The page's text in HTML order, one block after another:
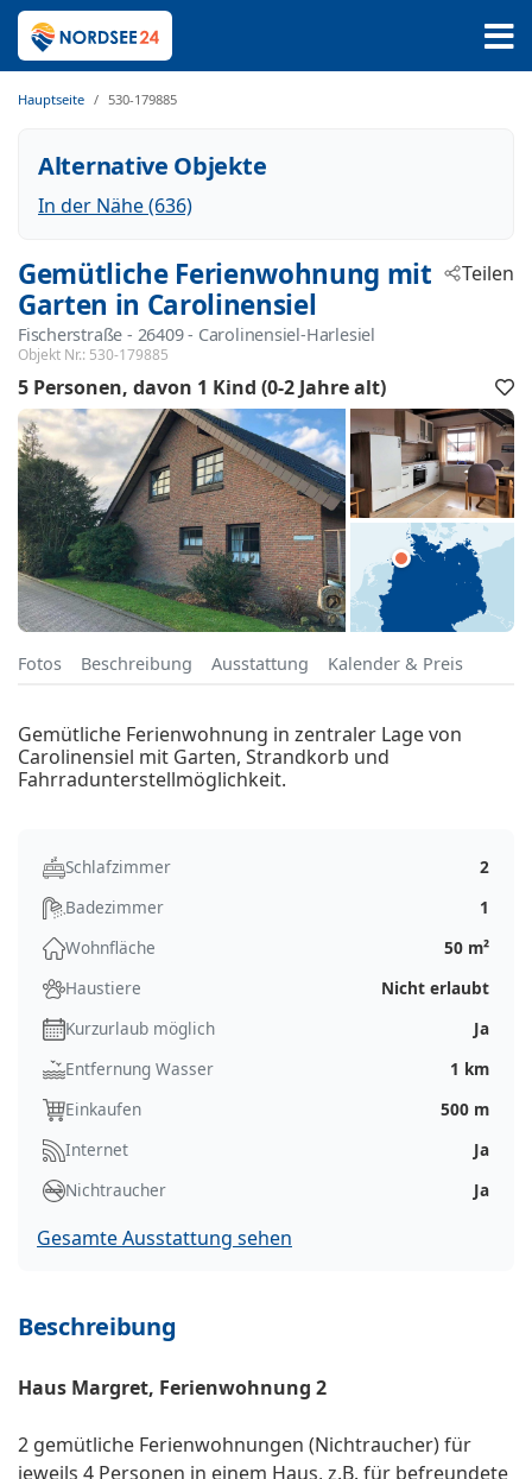
Hauptseite 530-179885
Alternative Objekte
In der Nähe (636)
Gemütliche Ferienwohnung mit
Garten in Carolinensiel
Fischerstraße - 26409 - Carolinensiel-Harlesiel
Objekt Nr.: 530-179885
Teilen
5 Personen davon 1 Kind (0-2 Jahre alt)
Fotos Beschreibung Ausstattung Kalender & Preis
Gemütliche Ferienwohnung in zentraler Lage von
Carolinensiel mit Garten, Strandkorb und
Fahrradunterstellmöglichkeit.
Schlafzimmer
2
Badezimmer
1
Wohnfläche
50 m²
Haustiere
Nicht erlaubt
Kurzurlaub möglich
Ja
Entfernung Wasser
1 km
Einkaufen
500 m
Internet
Ja
Nichtraucher
Ja
Gesamte Ausstattung sehen
Beschreibung
Haus Margret, Ferienwohnung 2
2 gemütliche Ferienwohnungen (Nichtraucher) für
jeweils 4 Personen in einem Haus, z.B. für befreundete